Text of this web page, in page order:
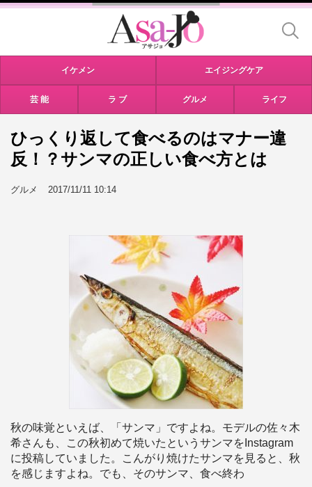
イケメン エイジングケア
芸 能 ラ ブ グルメ ライフ
ひっくり返して食べるのはマナー違
反！？サンマの正しい食べ方とは
グルメ 2017/11/11 10:14
秋の味覚といえば、「サンマ」ですよね。モデルの佐々木
希さんも、この秋初めて焼いたというサンマをInstagram
に投稿していました。こんがり焼けたサンマを見ると、秋
を感じますよね。でも、そのサンマ、食べ終わ